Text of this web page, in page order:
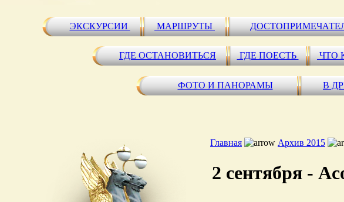
ЭКСКУРСИИ МАРШРУТЫ
ГДЕ ОСТАНОВИТЬСЯ ГДЕ ПОЕСТЬ ЧТО
ФОТО И ПАНОРАМЫ В
Главная Архив 2015
2 сентября -